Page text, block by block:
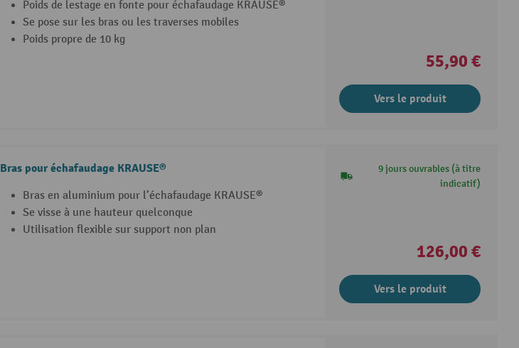
Poids de lestage en fonte pour échafaudage KRAUSE®
Se pose sur les bras ou les traverses mobiles
Poids propre de 10 kg
55,90 €
Vers le produit
Bras pour échafaudage KRAUSE®
Bras en aluminium pour l’échafaudage KRAUSE®
Se visse à une hauteur quelconque
Utilisation flexible sur support non plan
9 jours ouvrables (à titre
indicatif)
126,00 €
Vers le produit